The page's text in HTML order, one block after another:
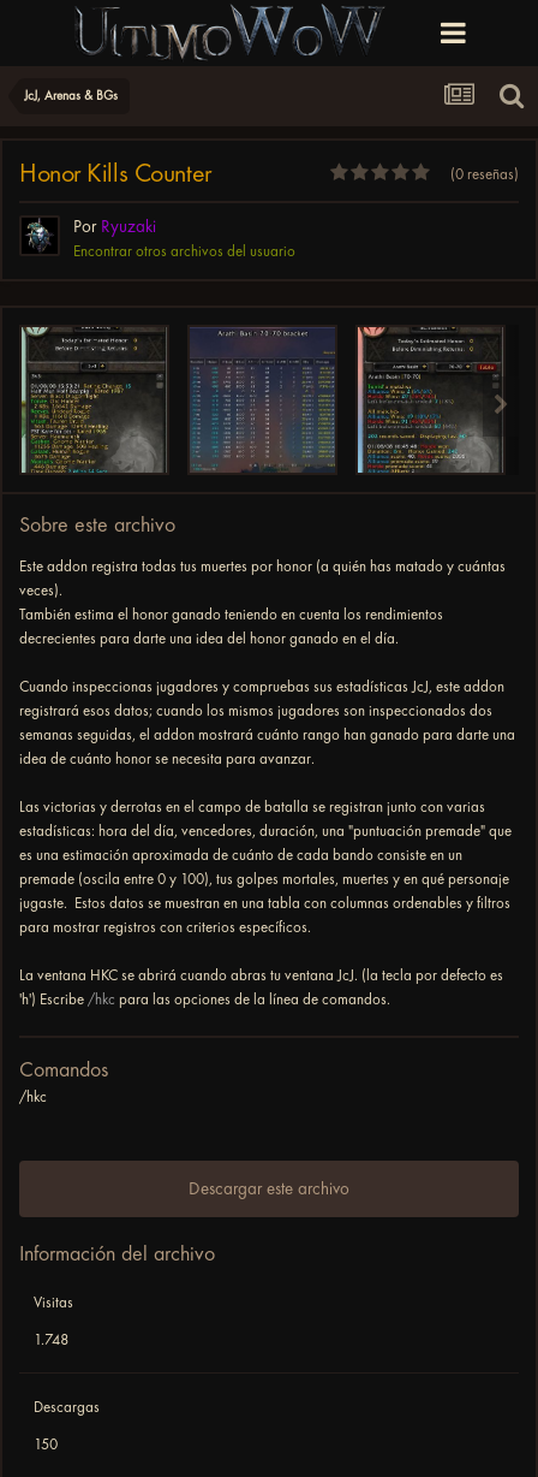
JcJ, Arenas & BGs
Honor Kills Counter (0 reseñas)
Por Ryuzaki
Encontrar otros archivos del usuario
Sobre este archivo
Este addon registra todas tus muertes por honor (a quién has matado y cuántas
veces).
También estima el honor ganado teniendo en cuenta los rendimientos
decrecientes para darte una idea del honor ganado en el día.
Cuando inspeccionas jugadores y compruebas sus estadísticas JcJ, este addon
registrará esos datos; cuando los mismos jugadores son inspeccionados dos
semanas seguidas, el addon mostrará cuánto rango han ganado para darte una
idea de cuánto honor se necesita para avanzar.
Las victorias y derrotas en el campo de batalla se registran junto con varias
estadísticas: hora del día, vencedores, duración, una "puntuación premade" que
es una estimación aproximada de cuánto de cada bando consiste en un
premade (oscila entre 0 y 100), tus golpes mortales, muertes y en qué personaje
jugaste. Estos datos se muestran en una tabla con columnas ordenables y filtros
para mostrar registros con criterios específicos.
La ventana HKC se abrirá cuando abras tu ventana JcJ. (la tecla por defecto es
'h') Escribe /hkc para las opciones de la línea de comandos.
Comandos
/hkc
Descargar este archivo
Información del archivo
Visitas
1.748
Descargas
150